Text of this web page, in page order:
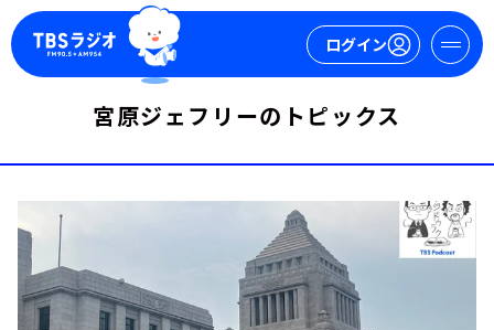
ログイン
宮原ジェフリーのトピックス